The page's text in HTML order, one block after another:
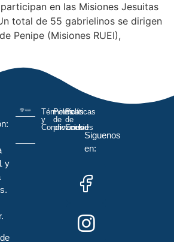
en las Misiones Jesuitas
total de 55 gabrielinos se dirigen
Penipe (Misiones RUEI),
y
Términos
y
Condiciones
Políticas
de
privacidad
Políticas
de
Cookies
Siguenos
en: